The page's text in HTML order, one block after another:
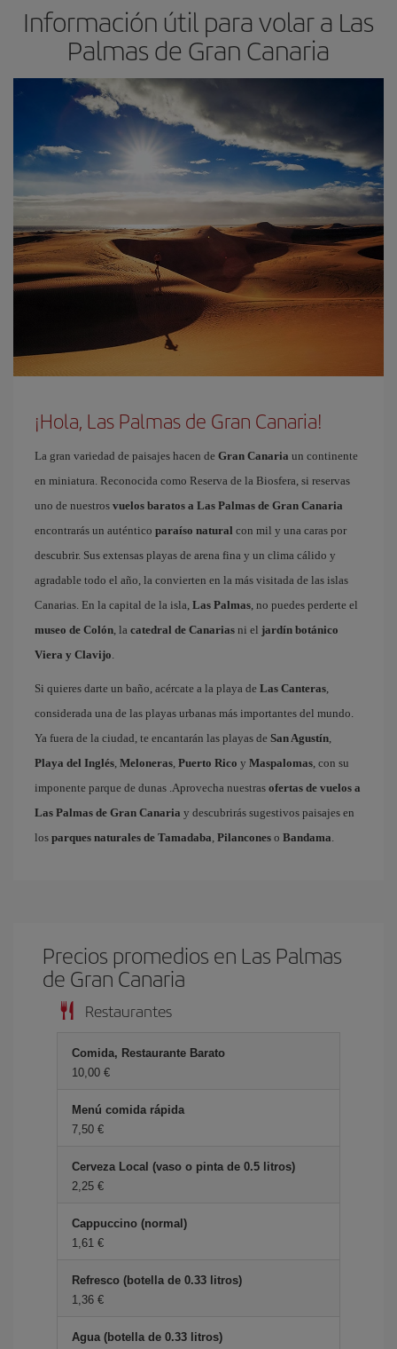
Información útil para volar a Las
Palmas de Gran Canaria
¡Hola, Las Palmas de Gran Canaria!
La gran variedad de paisajes hacen de Gran Canaria un continente
en miniatura. Reconocida como Reserva de la Biosfera, si reservas
uno de nuestros vuelos baratos a Las Palmas de Gran Canaria
encontrarás un auténtico paraíso natural con mil y una caras por
descubrir. Sus extensas playas de arena fina y un clima cálido y
agradable todo el año, la convierten en la más visitada de las islas
Canarias. En la capital de la isla, Las Palmas, no puedes perderte el
museo de Colón, la catedral de Canarias ni el jardín botánico
Viera y Clavijo.
Si quieres darte un baño, acércate a la playa de Las Canteras,
considerada una de las playas urbanas más importantes del mundo.
Ya fuera de la ciudad, te encantarán las playas de San Agustín,
Playa del Inglés, Meloneras, Puerto Rico y Maspalomas, con su
imponente parque de dunas .Aprovecha nuestras ofertas de vuelos a
Las Palmas de Gran Canaria y descubrirás sugestivos paisajes en
los parques naturales de Tamadaba, Pilancones o Bandama.
Precios promedios en Las Palmas
de Gran Canaria
Restaurantes
Comida, Restaurante Barato
10,00 €
Menú comida rápida
7,50 €
Cerveza Local (vaso o pinta de 0.5 litros)
2,25 €
Cappuccino (normal)
1,61 €
Refresco (botella de 0.33 litros)
1,36 €
Agua (botella de 0.33 litros)